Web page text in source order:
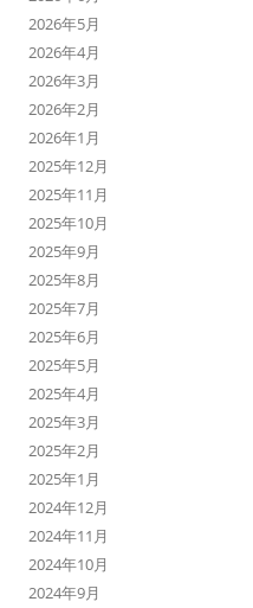
2026年5月
2026年4月
2026年3月
2026年2月
2026年1月
2025年12月
2025年11月
2025年10月
2025年9月
2025年8月
2025年7月
2025年6月
2025年5月
2025年4月
2025年3月
2025年2月
2025年1月
2024年12月
2024年11月
2024年10月
2024年9月